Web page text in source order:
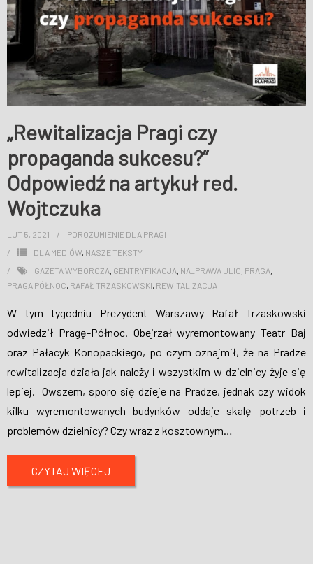
„Rewitalizacja Pragi czy
propaganda sukcesu?”
Odpowiedź na artykuł red.
Wojtczuka
LUT 5, 2021
POROZUMIENIE DLA PRAGI
DLA MEDIÓW NASZE TEKSTY
GAZETA WYBORCZA GENTRYFIKACJA NA_PRAWA ULIC PRAGA
PRAGA PÓŁNOC RAFAŁ TRZASKOWSKI REWITALIZACJA
W tym tygodniu Prezydent Warszawy Rafał Trzaskowski
odwiedził Pragę-Północ. Obejrzał wyremontowany Teatr Baj
oraz Pałacyk Konopackiego, po czym oznajmił, że na Pradze
rewitalizacja działa jak należy i wszystkim w dzielnicy żyje się
lepiej. Owszem, sporo się dzieje na Pradze, jednak czy widok
kilku wyremontowanych budynków oddaje skalę potrzeb i
problemów dzielnicy? Czy wraz z kosztownym
CZYTAJ WIĘCEJ